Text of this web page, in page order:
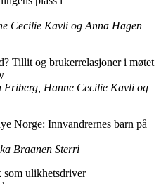
Cecilie Kavli og Anna Hagen
Tillit og brukerrelasjoner i møtet
Friberg, Hanne Cecilie Kavli og
Norge: Innvandrernes barn på
Braanen Sterri
ulikhetsdriver